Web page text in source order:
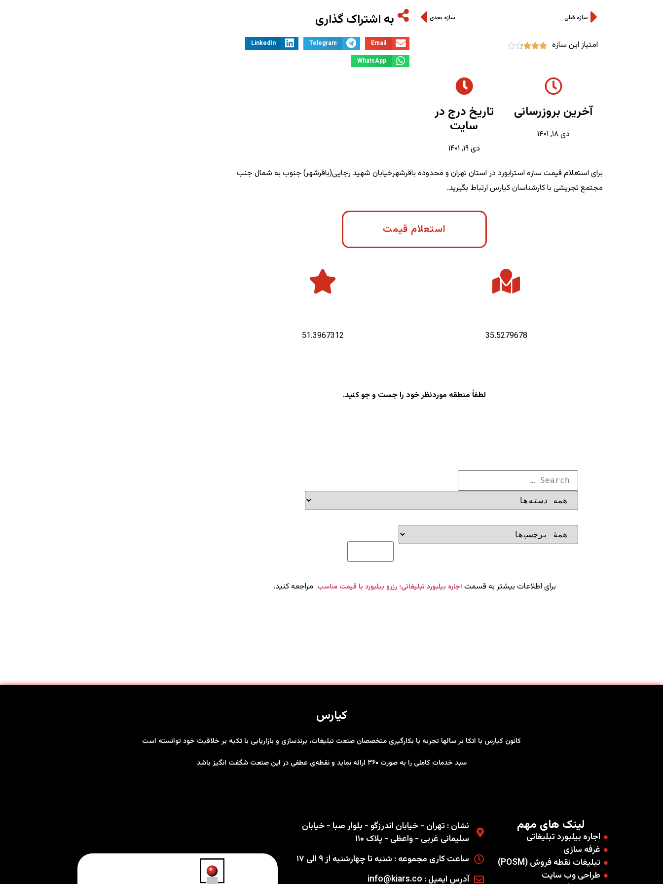
سازه قبلی سازه بعدی
امتیاز این سازه 




آخرین بروزرسانی
دی ۱۸, ۱۴۰۱
تاریخ درج در
سایت
دی ۱۹, ۱۴۰۱
به اشتراک گذاری
Email
Telegram
LinkedIn
WhatsApp
برای استعلام قیمت سازه استرابورد در استان تهران و محدوده باقرشهرخیابان شهید رجایی(باقرشهر) جنوب به شمال جنب
مجتمع تجریشی با کارشناسان کیارس ارتباط بگیرید.
استعلام قیمت
35.5279678
51.3967312
لطفاً منطقه موردنظر خود را جست و جو کنید.
برای اطلاعات بیشتر به قسمت اجاره بیلبورد تبلیغاتی؛ رزرو بیلبورد با قیمت مناسب مراجعه کنید.
کیارس
کانون کیارس با اتکا بر سالها تجربه با بکارگیری متخصصان صنعت تبلیغات، برندسازی و بازاریابی با تکیه بر خلاقیت خود توانسته است
سبد خدمات کاملی را به صورت ۳۶۰ ارائه نماید و نقطه‌ی عطفی در این صنعت شگفت انگیز باشد
لینک های مهم
اجاره بیلبورد تبلیغاتی
غرفه سازی
تبلیغات نقطه فروش (POSM)
طراحی وب سایت
نشان : تهران - خیابان اندرزگو - بلوار صبا - خیابان
سلیمانی غربی - واعظی - پلاک ۱۱۰
ساعت کاری مجموعه : شنبه تا چهارشنبه از ۹ الی ۱۷
آدرس ایمیل : info@kiars.co